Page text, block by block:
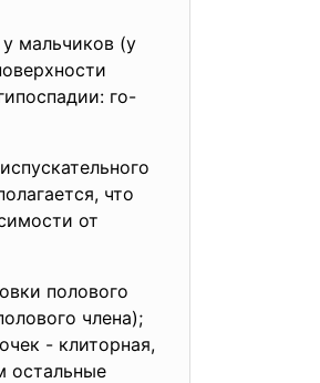
мальчиков (у
го-
что
от
полового
члена);
- клиторная,
остальные